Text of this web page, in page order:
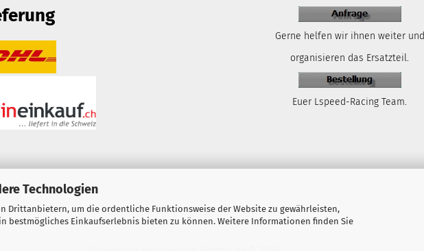
Technologien
Drittanbietern, um die ordentliche Funktionsweise der Website zu gewährleisten,
bestmögliches Einkaufserlebnis bieten zu können. Weitere Informationen finden Sie
Gerne helfen wir ihnen weiter und
organisieren das Ersatzteil.
Euer Lspeed-Racing Team.